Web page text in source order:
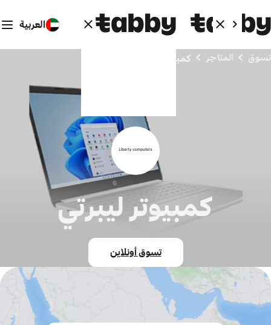
العربية
تسوق المتاجر كمبيوتر ليبرتي
كمبيوتر ليبرتي
تسوق أونلاين